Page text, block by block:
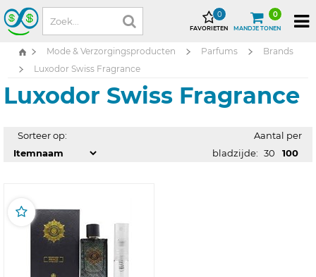
FAVORIETEN
0
MANDJE TONEN
0
Mode & Verzorgingsproducten Parfums
Brands
Luxodor Swiss Fragrance
Luxodor Swiss Fragrance
Sorteer op:
Aantal per
bladzijde: 30 100